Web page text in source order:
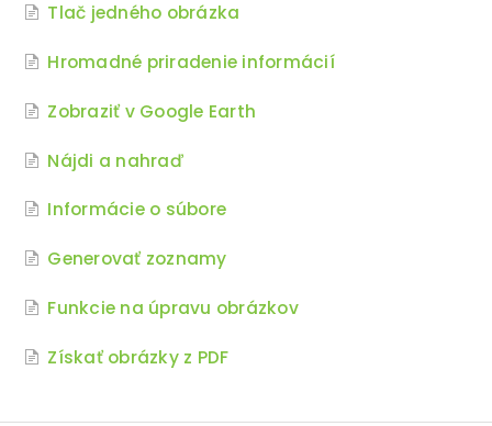
Tlač jedného obrázka
Hromadné priradenie informácií
Zobraziť v Google Earth
Nájdi a nahraď
Informácie o súbore
Generovať zoznamy
Funkcie na úpravu obrázkov
Získať obrázky z PDF